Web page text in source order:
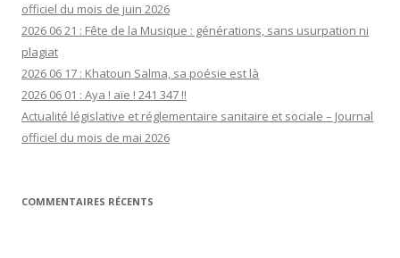
officiel du mois de juin 2026
2026 06 21 : Fête de la Musique : générations, sans usurpation ni
plagiat
2026 06 17 : Khatoun Salma, sa poésie est là
2026 06 01 : Aya ! aïe ! 241 347 !!
Actualité législative et réglementaire sanitaire et sociale – Journal
officiel du mois de mai 2026
COMMENTAIRES RÉCENTS